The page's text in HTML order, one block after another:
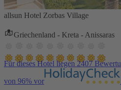
allsun Hotel Zorbas Village
Griechenland - Kreta - Anissaras
Für dieses Hotel liegen 2407
von 96% vor